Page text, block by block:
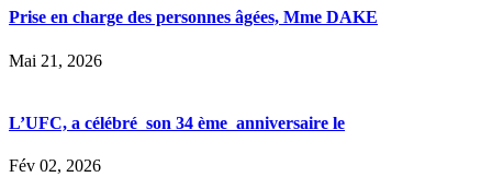
Prise en charge des personnes âgées, Mme DAKE
Mai 21, 2026
L’UFC, a célébré son 34 ème anniversaire le
Fév 02, 2026